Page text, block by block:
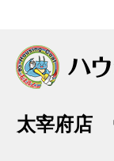
太宰府店
定休日